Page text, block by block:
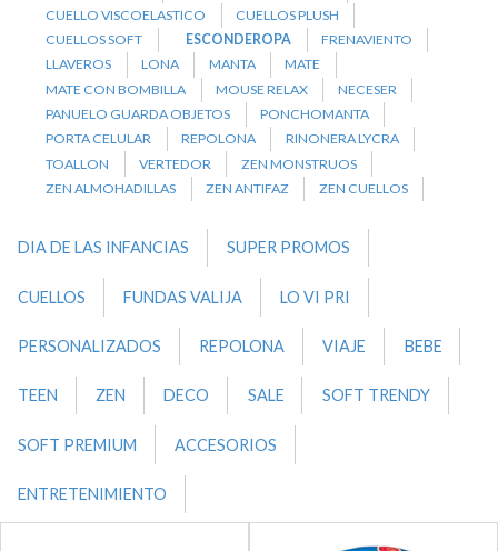
CUELLO VISCOELASTICO
CUELLOS PLUSH
CUELLOS SOFT
ESCONDEROPA
FRENAVIENTO
LLAVEROS
LONA MANTA
MATE
MATE CON BOMBILLA
MOUSE RELAX
NECESER
PANUELO GUARDA OBJETOS
PONCHOMANTA
PORTA CELULAR
REPOLONA
RINONERA LYCRA
TOALLON
VERTEDOR
ZEN MONSTRUOS
ZEN ALMOHADILLAS
ZEN ANTIFAZ ZEN CUELLOS
DIA DE LAS INFANCIAS SUPER PROMOS
CUELLOS FUNDAS VALIJA LO VI PRI
PERSONALIZADOS REPOLONA VIAJE BEBE
TEEN ZEN DECO SALE SOFT TRENDY
SOFT PREMIUM ACCESORIOS
ENTRETENIMIENTO